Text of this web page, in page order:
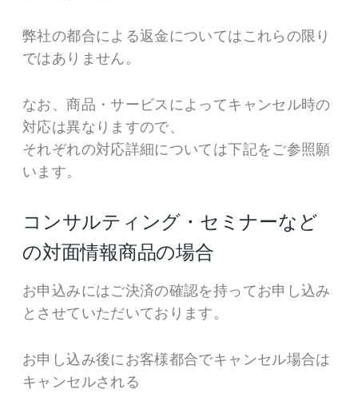
弊社の都合による返金についてはこれらの限り
ではありません。
なお、商品・サービスによってキャンセル時の
対応は異なりますので、
それぞれの対応詳細については下記をご参照願
います。
コンサルティング・セミナーなど
の対面情報商品の場合
お申込みにはご決済の確認を持ってお申し込み
とさせていただいております。
お申し込み後にお客様都合でキャンセル場合は
キャンセルされる